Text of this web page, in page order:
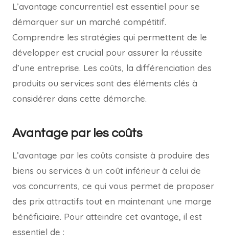
L’avantage concurrentiel est essentiel pour se
démarquer sur un marché compétitif.
Comprendre les stratégies qui permettent de le
développer est crucial pour assurer la réussite
d’une entreprise. Les coûts, la différenciation des
produits ou services sont des éléments clés à
considérer dans cette démarche.
Avantage par les coûts
L’avantage par les coûts consiste à produire des
biens ou services à un coût inférieur à celui de
vos concurrents, ce qui vous permet de proposer
des prix attractifs tout en maintenant une marge
bénéficiaire. Pour atteindre cet avantage, il est
essentiel de :